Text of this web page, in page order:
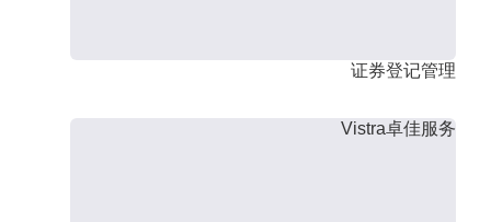
证券登记管理
Vistra卓佳服务